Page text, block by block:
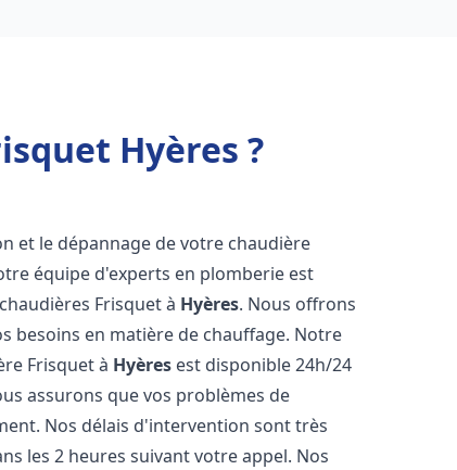
Hyères ?
et le dépannage de votre chaudière
équipe d'experts en plomberie est
Frisquet à Hyères. Nous offrons
besoins en matière de chauffage. Notre
Frisquet à Hyères est disponible 24h/24
assurons que vos problèmes de
Nos délais d'intervention sont très
les 2 heures suivant votre appel. Nos